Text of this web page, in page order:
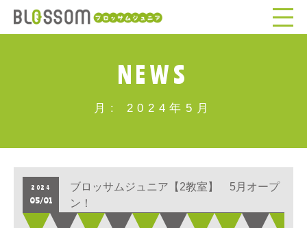
NEWS
月: 2024年5月
2024
05/01
ブロッサムジュニア【2教室】 5月オープ
ン！